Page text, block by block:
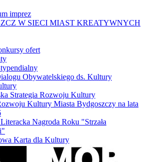
imprez
W SIECI MIAST KREATYWNYCH
ofert
Obywatelskiego ds. Kultury
Strategia Rozwoju Kultury
Kultury Miasta Bydgoszczy na lata
Nagroda Roku "Strzała
Karta dla Kultury